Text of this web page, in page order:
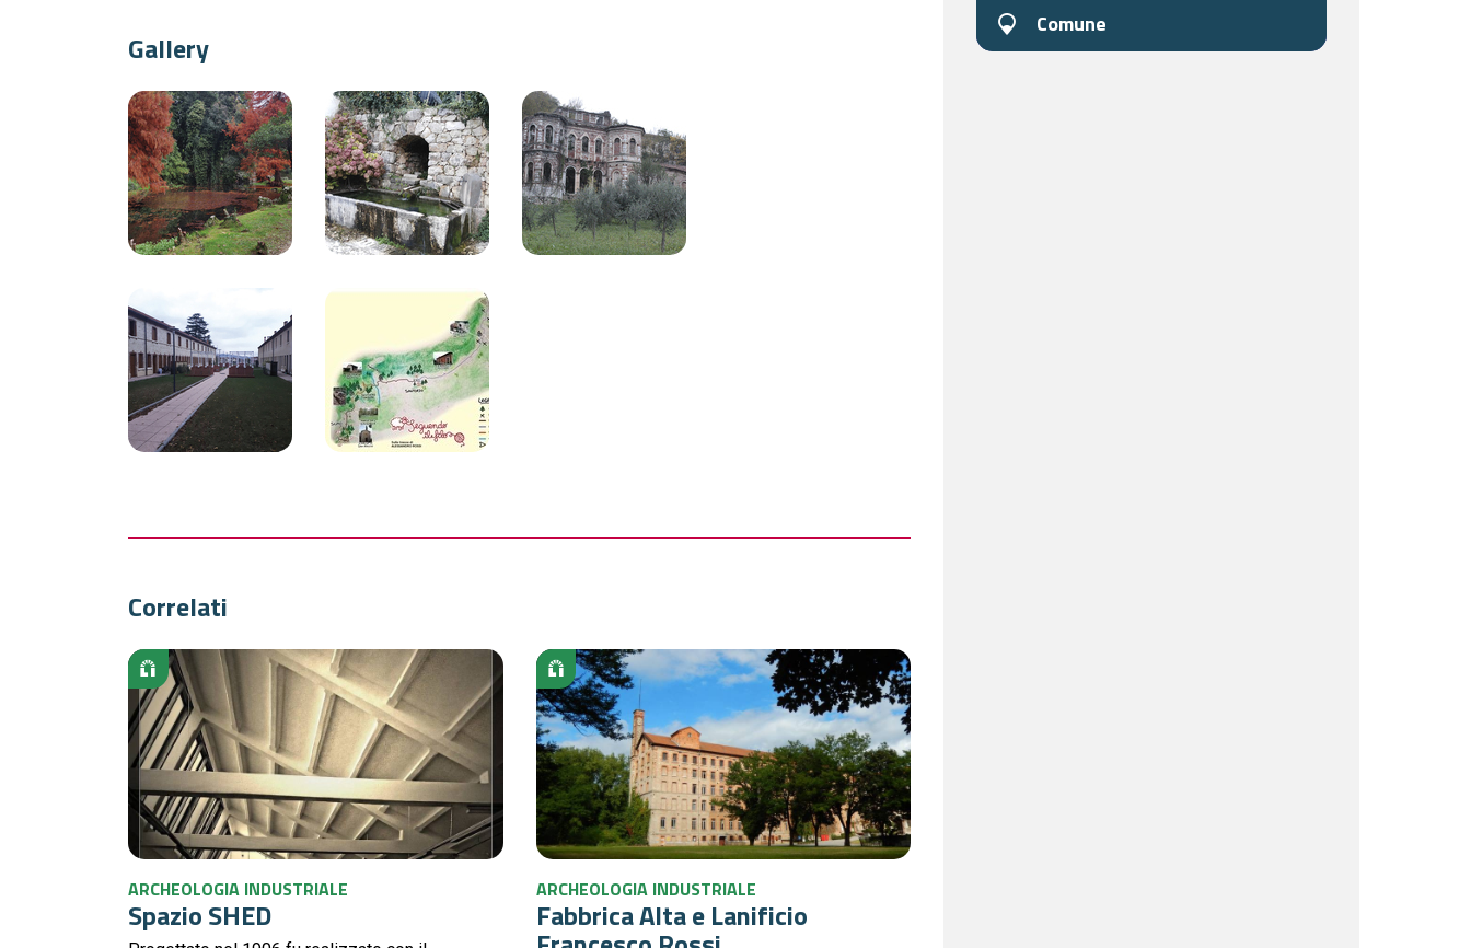
Gallery
Correlati
ARCHEOLOGIA INDUSTRIALE
Spazio SHED
ARCHEOLOGIA INDUSTRIALE
Fabbrica Alta e Lanificio
Comune